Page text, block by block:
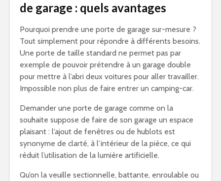
de garage : quels avantages
Pourquoi prendre une porte de garage sur-mesure ?
Tout simplement pour répondre à différents besoins.
Une porte de taille standard ne permet pas par
exemple de pouvoir prétendre à un garage double
pour mettre à l’abri deux voitures pour aller travailler.
Impossible non plus de faire entrer un camping-car.
Demander une porte de garage comme on la
souhaite suppose de faire de son garage un espace
plaisant : l’ajout de fenêtres ou de hublots est
synonyme de clarté, à l’intérieur de la pièce, ce qui
réduit l’utilisation de la lumière artificielle.
Qu’on la veuille sectionnelle, battante, enroulable ou